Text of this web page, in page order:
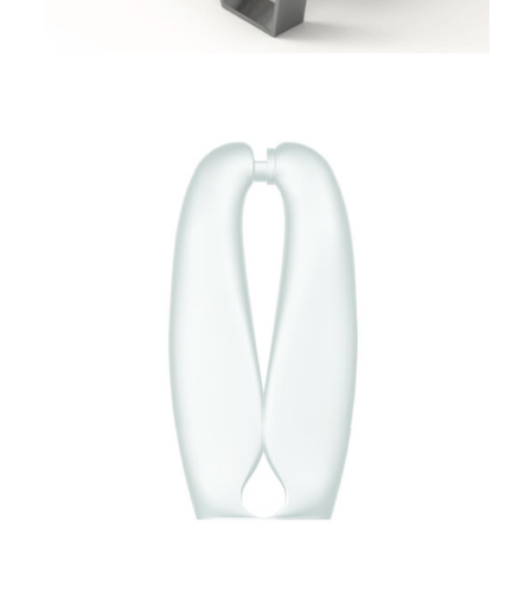
FLACON BIVALVE
MONOMATIÈRE
EXPLORATIONS FORMELLES